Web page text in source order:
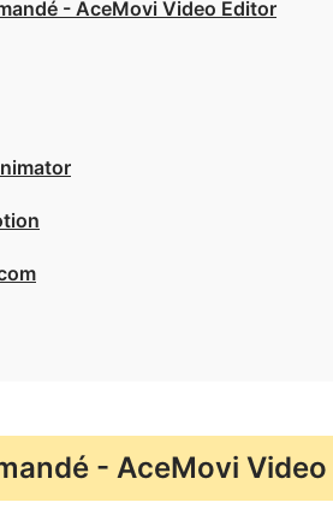
- AceMovi Video Editor
- AceMovi